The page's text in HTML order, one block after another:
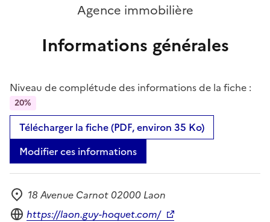
Agence immobilière
Informations générales
Niveau de complétude des informations de la fiche :
20%
Télécharger la fiche (PDF, environ 35 Ko)
Modifier ces informations
Adresse
18 Avenue Carnot 02000 Laon
Site internet
https://laon.guy-hoquet.com/